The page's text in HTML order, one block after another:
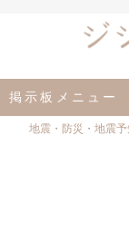
掲示板メニュー
地震・防災・地震